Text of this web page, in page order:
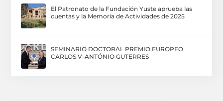
El Patronato de la Fundación Yuste aprueba las
cuentas y la Memoria de Actividades de 2025
SEMINARIO DOCTORAL PREMIO EUROPEO
CARLOS V-ANTÓNIO GUTERRES